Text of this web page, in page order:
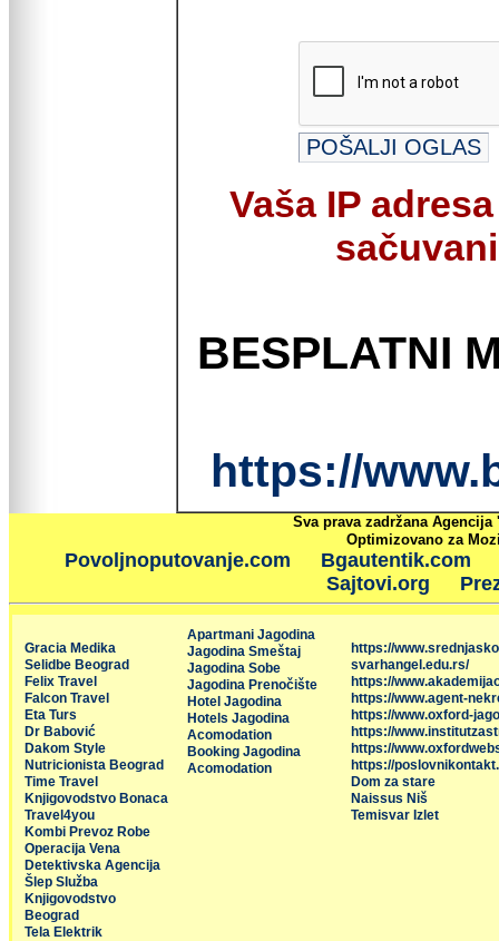
Vaša IP
BESPLATNI
https://
Sva prava zadržana
Optimizovano za
Povoljnoputovanje.com
Bgautentik.com
Sajtovi.org
Gracia Medika
Selidbe Beograd
Felix Travel
Falcon Travel
Eta Turs
Dr Babović
Dakom Style
Nutricionista Beograd
Time Travel
Knjigovodstvo Bonaca
Travel4you
Kombi Prevoz Robe
Operacija Vena
Detektivska Agencija
Šlep Služba
Knjigovodstvo
Beograd
Tela Elektrik
Apartmani Jagodina
Jagodina Smeštaj
Jagodina Sobe
Jagodina Prenočište
Hotel Jagodina
Hotels Jagodina
Acomodation
Booking Jagodina
Acomodation
https://
svarhangel.edu.rs/
https://
https://www.agent-
https://www.oxford-
https://
https://
https://
Dom za stare
Naissus Niš
Temisvar Izlet